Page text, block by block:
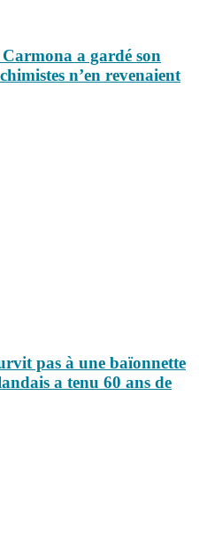
a gardé son
n’en revenaient
pas à une baïonnette
a tenu 60 ans de